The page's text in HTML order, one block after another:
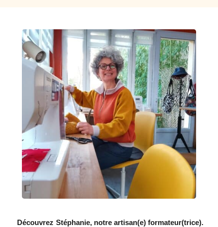
Consulter le programme détaillé
Découvrez Stéphanie, notre artisan(e) formateur(trice).